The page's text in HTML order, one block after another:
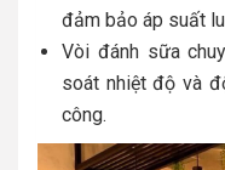
đảm bảo áp suất
Vòi đánh sữa
soát nhiệt độ và
công.